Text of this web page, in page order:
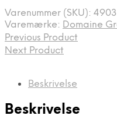
Varenummer (SKU):
Varemærke: Domaine
Previous Product
Next Product
Beskrivelse
Beskrivelse